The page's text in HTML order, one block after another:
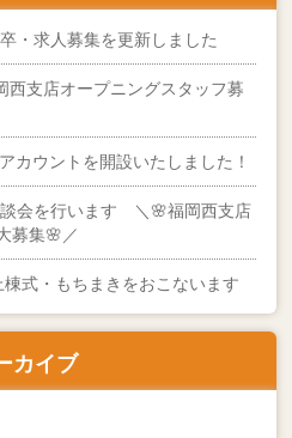
・求人募集を更新しました
西支店オープニングスタッフ募
カウントを開設いたしました！
会を行います ＼🌸福岡西支店
募集🌸／
式・もちまきをおこないます
カイブ